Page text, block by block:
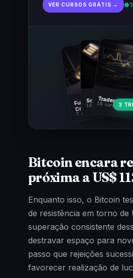
VER CURSOS GRÁTIS → ●
Fundamentos
Cripto
7 cursos · 31 aulas
Trader Cripto
18 cursos ·
Soberania Bitcoin
10 cursos · 44
3
Bitcoin encara
próxima a US$
Enquanto isso, o Bitcoin
de resistência em torno de
superação consistente
destravar espaço para
passo que rejeições
favorecer realização de